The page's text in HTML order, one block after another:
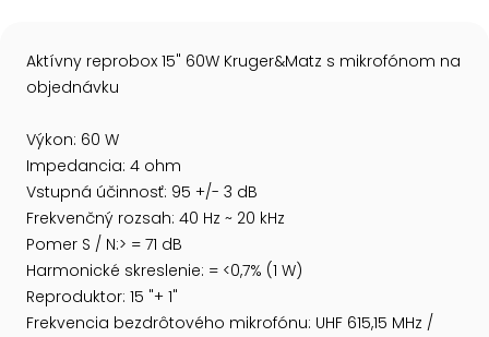
Aktívny reprobox 15" 60W Kruger&Matz s mikrofónom na
objednávku
Výkon: 60 W
Impedancia: 4 ohm
Vstupná účinnosť: 95 +/- 3 dB
Frekvenčný rozsah: 40 Hz ~ 20 kHz
Pomer S / N:> = 71 dB
Harmonické skreslenie: = <0,7% (1 W)
Reproduktor: 15 "+ 1"
Frekvencia bezdrôtového mikrofónu: UHF 615,15 MHz /